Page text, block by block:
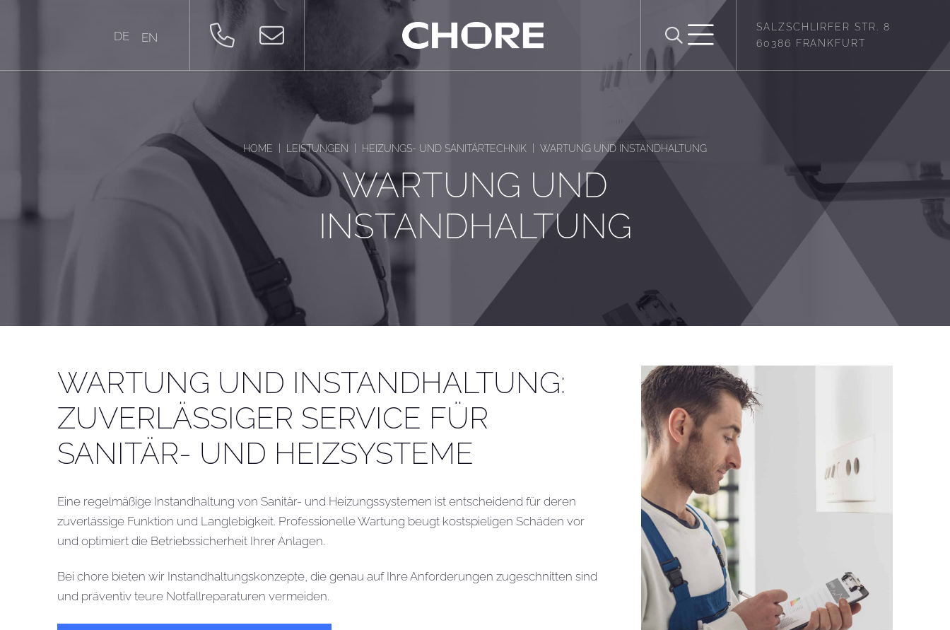
DE EN
SALZSCHLIRFER STR. 8
60386 FRANKFURT
HOME LEISTUNGEN HEIZUNGS- UND SANITÄRTECHNIK WARTUNG UND INSTANDHALTUNG
WARTUNG UND
INSTANDHALTUNG
WARTUNG UND INSTANDHALTUNG:
ZUVERLÄSSIGER SERVICE FÜR
SANITÄR- UND HEIZSYSTEME
Eine regelmäßige Instandhaltung von Sanitär- und Heizungssystemen ist entscheidend für deren
zuverlässige Funktion und Langlebigkeit. Professionelle Wartung beugt kostspieligen Schäden vor
und optimiert die Betriebssicherheit Ihrer Anlagen.
Bei chore bieten wir Instandhaltungskonzepte, die genau auf Ihre Anforderungen zugeschnitten sind
und präventiv teure Notfallreparaturen vermeiden.